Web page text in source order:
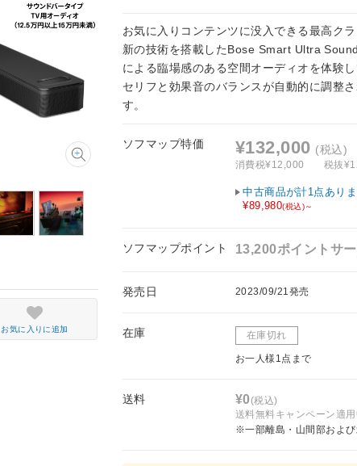
お気に入りコンテンツに没入できる最高ク
新の技術を搭載したBose Smart Ultra
による臨場感のある空間オーディオを体験
セリフと効果音のバランスが自動的に調整
す。
ソフマップ特価 ¥132,000 (税込)
消費税¥12,000 税抜
中古商品が計1点あり
¥89,980(税込)～
ソフマップポイント 13,200ポイントサ
発売日 2023/09/21発売
在庫 在庫切れ
お一人様1点まで
送料 ¥0(税込)
送料無料キャンペーン適用
※一部離島・山間部および
お気に入りに追加